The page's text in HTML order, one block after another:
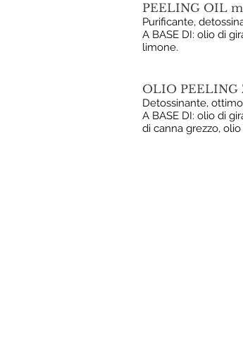
PEELING OIL
Purificante,
A BASE DI: olio di
limone.
OLIO PEELING
Detossinante,
A BASE DI: olio di
di canna grezzo,